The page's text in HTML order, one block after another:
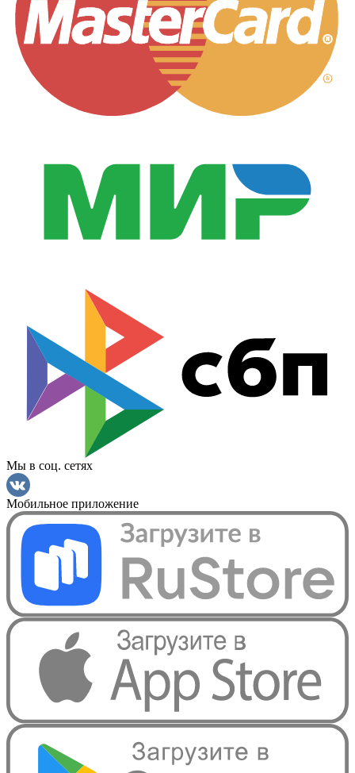
Мы в соц. сетях
Мобильное приложение